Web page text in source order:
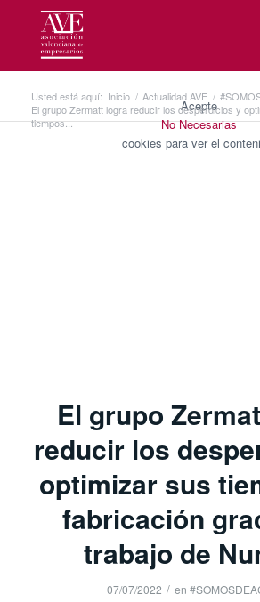
Usted está aquí: Inicio / Actualidad AVE /
El grupo Zermatt logra reducir los desperdicios y
tiempos...
Acepte
No Necesarias
cookies para ver el
El grupo
reducir los
optimizar sus
fabricación
trabajo de
07/07/2022 / en